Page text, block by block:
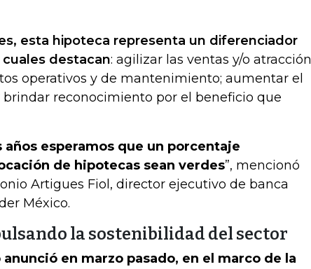
esta hipoteca representa un diferenciador
destacan: agilizar las ventas y/o atracción
operativos y de mantenimiento; aumentar el
reconocimiento por el beneficio que
esperamos que un porcentaje
de hipotecas sean verdes”, mencionó
Artigues Fiol, director ejecutivo de banca
México.
la sostenibilidad del sector
anunció en marzo pasado, en el marco de la